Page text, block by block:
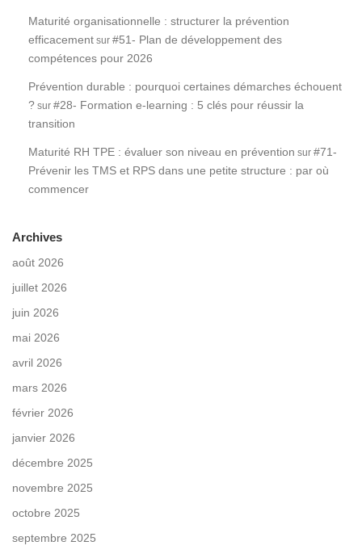
Maturité organisationnelle : structurer la prévention
efficacement sur #51- Plan de développement des
compétences pour 2026
Prévention durable : pourquoi certaines démarches échouent
? sur #28- Formation e-learning : 5 clés pour réussir la
transition
Maturité RH TPE : évaluer son niveau en prévention sur #71-
Prévenir les TMS et RPS dans une petite structure : par où
commencer
Archives
août 2026
juillet 2026
juin 2026
mai 2026
avril 2026
mars 2026
février 2026
janvier 2026
décembre 2025
novembre 2025
octobre 2025
septembre 2025